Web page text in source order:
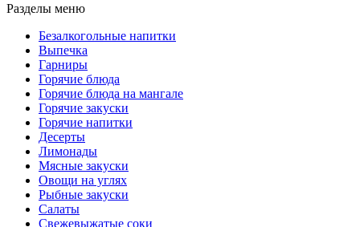
Разделы меню
Безалкогольные напитки
Выпечка
Гарниры
Горячие блюда
Горячие блюда на мангале
Горячие закуски
Горячие напитки
Десерты
Лимонады
Мясные закуски
Овощи на углях
Рыбные закуски
Салаты
Свежевыжатые соки